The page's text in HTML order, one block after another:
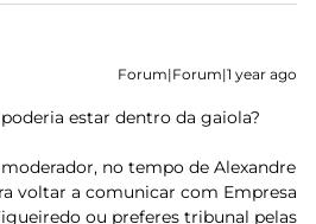
Forum|Forum|1 year ago
estar dentro da gaiola?
no tempo de Alexandre
voltar a comunicar com Empresa
ou preferes tribunal pelas